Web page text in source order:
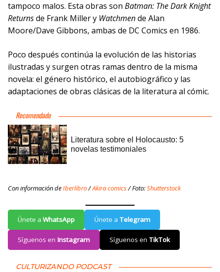
tampoco malos. Esta obras son Batman: The Dark Knight
Returnsde Frank Miller y Watchmende Alan
Moore/Dave Gibbons, ambas de DC Comics en 1986.
Poco después continúa la evolución de las historias
ilustradas y surgen otras ramas dentro de la misma
novela: el género histórico, el autobiográfico y las
adaptaciones de obras clásicas de la literatura al cómic.
Con información deIberlibro/Akira comics/ Foto:Shutterstock
Únete a WhatsApp Únete a Telegram
Síguenos en Instagram Síguenos en TikTok
CULTURIZANDO PODCAST